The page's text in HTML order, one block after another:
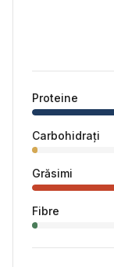
Proteine
Carbohidrați
Grăsimi
Fibre